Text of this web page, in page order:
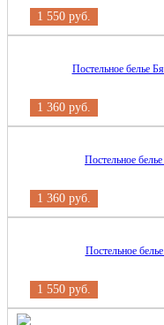
1 550 руб.
Постельное белье
1 360 руб.
Постельное
1 360 руб.
Постельное
1 550 руб.